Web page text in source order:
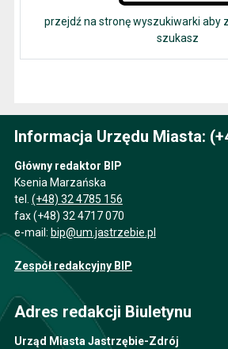
przejdź na stronę wyszukiwarki aby
szukasz
Informacja Urzędu Miasta:
Główny redaktor BIP
Ksenia Marzańska
tel. (+48) 32 4785 156
fax (+48) 32 4717 070
e-mail: bip@um.jastrzebie.pl
Zespół redakcyjny BIP
Adres redakcji Biuletynu
Urząd Miasta Jastrzębie-Zdrój